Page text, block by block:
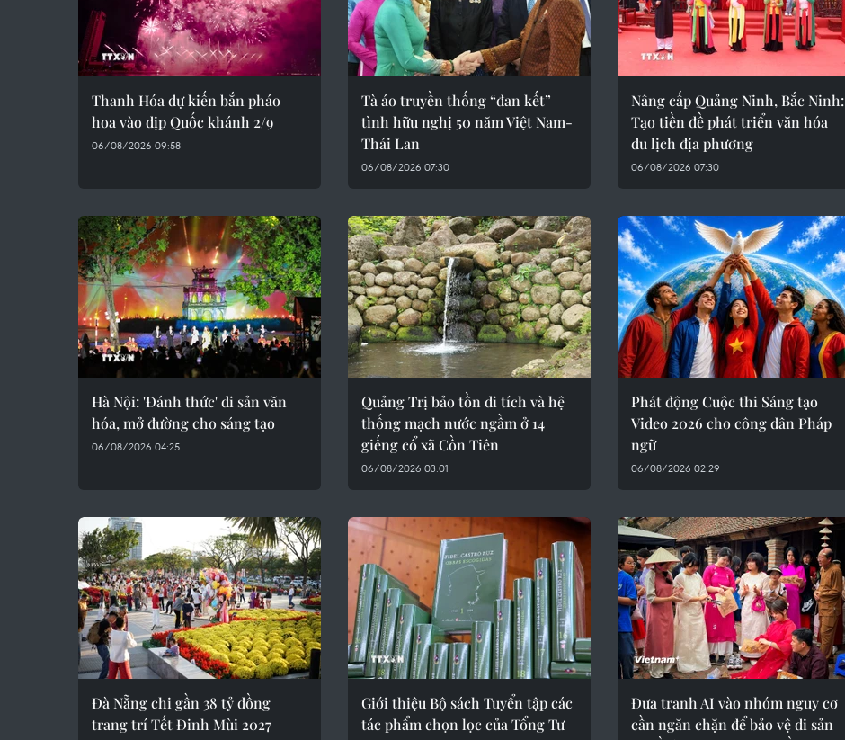
Thanh Hóa dự kiến bắn pháo
hoa vào dịp Quốc khánh 2/9
06/08/2026 09:58
Tà áo truyền thống “đan kết”
tình hữu nghị 50 năm Việt Nam-
Thái Lan
06/08/2026 07:30
Nâng cấp Quảng Ninh, Bắc Ninh:
Tạo tiền đề phát triển văn hóa
du lịch địa phương
06/08/2026 07:30
Hà Nội: 'Đánh thức' di sản văn
hóa, mở đường cho sáng tạo
06/08/2026 04:25
Quảng Trị bảo tồn di tích và hệ
thống mạch nước ngầm ở 14
giếng cổ xã Cồn Tiên
06/08/2026 03:01
Phát động Cuộc thi Sáng tạo
Video 2026 cho công dân Pháp
ngữ
06/08/2026 02:29
Đà Nẵng chi gần 38 tỷ đồng
trang trí Tết Đinh Mùi 2027
Giới thiệu Bộ sách Tuyển tập các
tác phẩm chọn lọc của Tổng Tư
Đưa tranh AI vào nhóm nguy cơ
cần ngăn chặn để bảo vệ di sản